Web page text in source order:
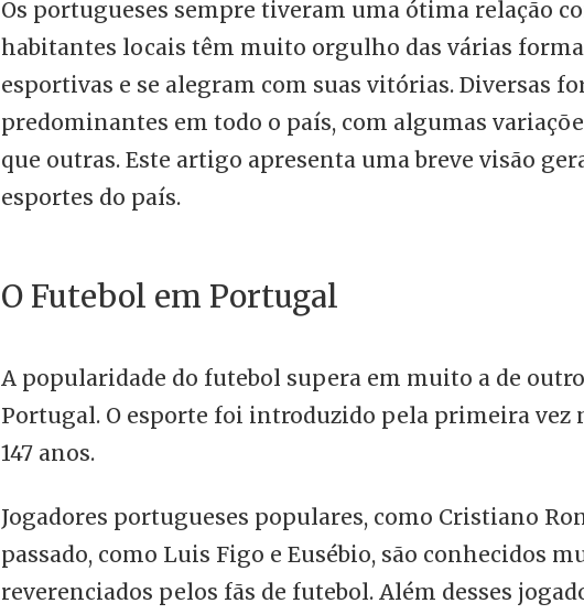
Os portugueses sempre tiveram uma ótima relação
habitantes locais têm muito orgulho das várias
esportivas e se alegram com suas vitórias. Diversas
predominantes em todo o país, com algumas
que outras. Este artigo apresenta uma breve visão
esportes do país.
O Futebol em Portugal
A popularidade do futebol supera em muito a de
Portugal. O esporte foi introduzido pela primeira vez
147 anos.
Jogadores portugueses populares, como Cristiano
passado, como Luis Figo e Eusébio, são conhecidos
reverenciados pelos fãs de futebol. Além desses